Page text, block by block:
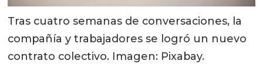
Tras cuatro semanas de conversaciones, la
compañía y trabajadores se logró un nuevo
contrato colectivo. Imagen: Pixabay.